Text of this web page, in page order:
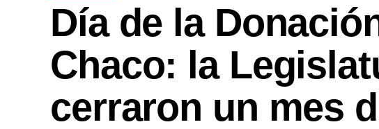
Día de la
Chaco: la
cerraron un mes